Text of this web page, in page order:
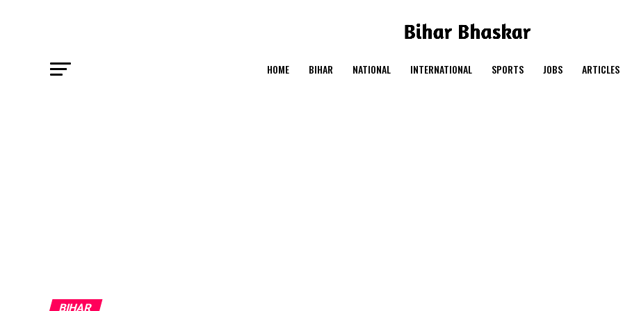
HOME BIHAR NATIONAL INTERNATIONAL SPORTS JOBS ARTICLES
BIHAR